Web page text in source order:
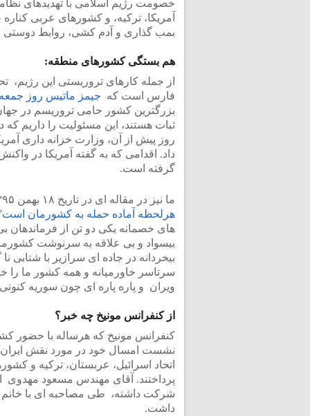
خصومت رژیم اسلامی با تهدیدهای
آمریکا، ترکیه، و کشورهای عربی
بمب گذاری و آدم کشی، روابط دوستی
هم بستگی کشورهای منطقه:
از جمله کارهای تروریستی این رژیم،
فارس است که جیمز ماتیس روز جمعه ۲۴ فوریه ۲۰۱۷ در
بزرگترین کشور حامی تروریسم در
ثبات هستند، این مسئولیت را داریم
روز پیش از آن، وزارت خزانه داری
داد. اقدامی که به گفته آمریکا در
گرفته است.
ما نیز در مقاله ای در تاریخ ۱۸ بهمن ۱۳۹۵ به عنوان: “
هرلحظه آماده حمله به کشورمان است
های خصمانه یکی دو تن از
بیسواد و بی علاقه به سرنوشت
بیخردانه در جاده ای سرازیر با
سرتاسر خاورمیانه و همه کشور ما را
ویران و پاره پاره ای چون سوریه
از کنفرانس مونیخ چه خبر؟
کنفرانس مونیخ که هرساله با حضور
نشست امسال خود در مورد نقش ایران
اتحاد اسرائیل، عربستان، ترکیه و
پرداختند. آقای مهندس مسعود مهدوی
شرکت داشته، طی مصاحبه ای با خانم
داشت.